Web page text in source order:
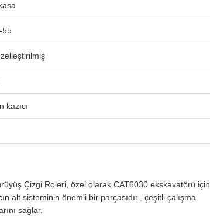
55
kazıcı
Çizgi Roleri, özel olarak CAT6030 ekskavatörü için
alt sisteminin önemli bir parçasıdır., çeşitli çalışma
sağlar.